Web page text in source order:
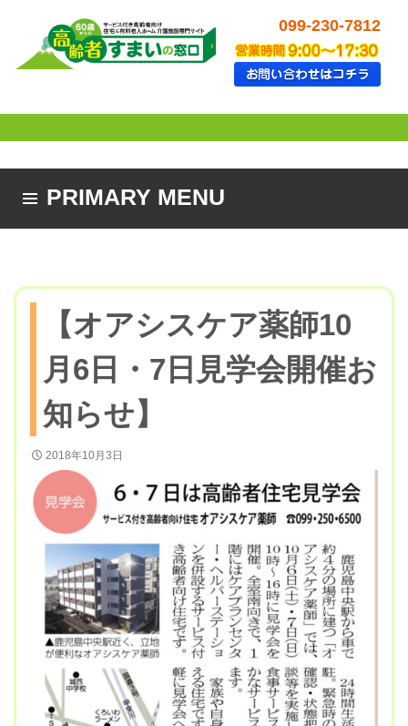
099-230-7812
PRIMARY MENU
【オアシスケア薬師10
月6日・7日見学会開催お
知らせ】
2018年10月3日